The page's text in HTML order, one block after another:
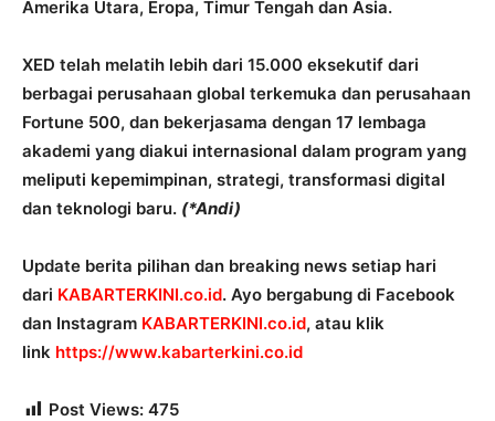
Amerika Utara, Eropa, Timur Tengah dan Asia.
XED telah melatih lebih dari 15.000 eksekutif dari
berbagai perusahaan global terkemuka dan perusahaan
Fortune 500, dan bekerjasama dengan 17 lembaga
akademi yang diakui internasional dalam program yang
meliputi kepemimpinan, strategi, transformasi digital
dan teknologi baru. (*Andi)
Update berita pilihan dan breaking news setiap hari
dari KABARTERKINI.co.id. Ayo bergabung di Facebook
dan Instagram KABARTERKINI.co.id, atau klik
link https://www.kabarterkini.co.id
Post Views: 475